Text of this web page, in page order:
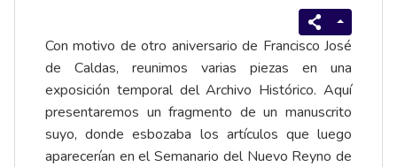
Con motivo de otro aniversario de Francisco José
de Caldas, reunimos varias piezas en una
exposición temporal del Archivo Histórico. Aquí
presentaremos un fragmento de un manuscrito
suyo, donde esbozaba los artículos que luego
aparecerían en el Semanario del Nuevo Reyno de